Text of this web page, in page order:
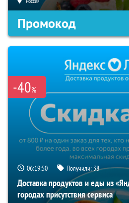
Промокод
-40%
06:19:49 Получили:38
Доставка продуктов и еды из
городах присутствия сервиса